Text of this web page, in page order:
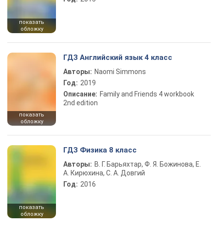
показать
обложку
показать
обложку
ГДЗ Английский язык 4 класс
Авторы: Naomi Simmons
Год: 2019
Описание: Family and Friends 4 workbook
2nd edition
показать
обложку
ГДЗ Физика 8 класс
Авторы: В. Г. Барьяхтар, Ф. Я. Божинова, Е.
А. Кирюхина, С. А. Довгий
Год: 2016